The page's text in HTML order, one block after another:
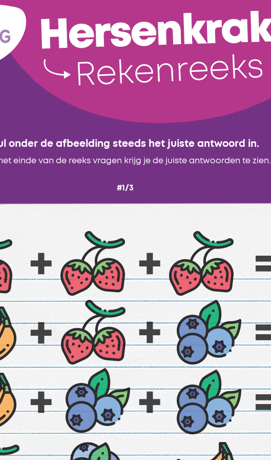
onder de afbeelding steeds het juiste antwoord in.
einde van de reeks vragen krijg je de juiste antwoorden te zien.
#1/3